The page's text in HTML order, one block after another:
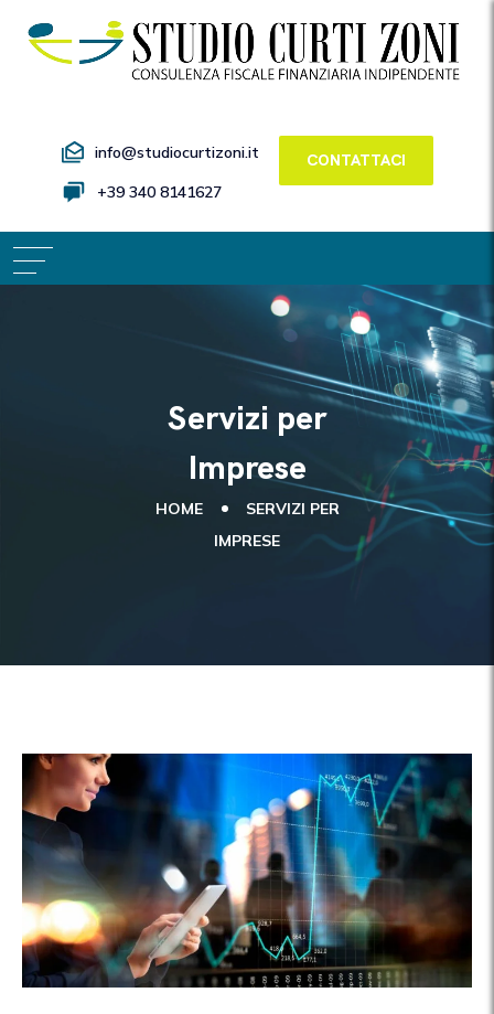
info@studiocurtizoni.it
+39 340 8141627
CONTATTACI
Servizi per
Imprese
HOME
SERVIZI PER
IMPRESE